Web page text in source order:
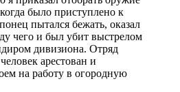
было приступлено к
пытался бежать, оказал
чего и был убит выстрелом
дивизиона. Отряд
арестован и
на работу в огородную